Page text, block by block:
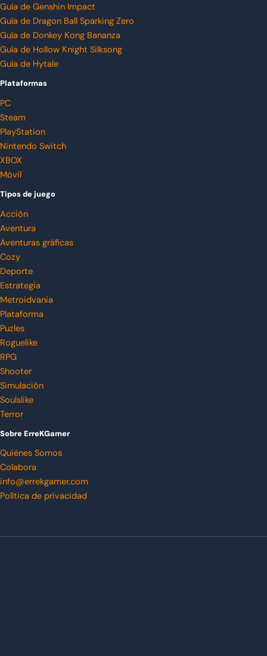
Guía de Genshin Impact
Guía de Dragon Ball Sparking Zero
Guía de Donkey Kong Bananza
Guía de Hollow Knight Silksong
Guía de Hytale
Plataformas
PC
Steam
PlayStation
Nintendo Switch
XBOX
Móvil
Tipos de juego
Acción
Aventura
Aventuras gráficas
Cozy
Deporte
Estrategia
Metroidvania
Plataforma
Puzles
Roguelike
RPG
Shooter
Simulación
Soulslike
Terror
Sobre ErreKGamer
Quiénes Somos
Colabora
info@errekgamer.com
Política de privacidad